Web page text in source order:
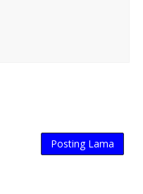
Posting Lama